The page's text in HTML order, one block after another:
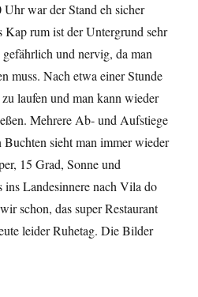
Uhr war der Stand eh sicher
Kap rum ist der Untergrund sehr
und nervig, da man
muss. Nach etwa einer Stunde
laufen und man kann wieder
Mehrere Ab- und Aufstiege
sieht man immer wieder
15 Grad, Sonne und
Landesinnere nach Vila do
schon, das super Restaurant
leider Ruhetag. Die Bilder